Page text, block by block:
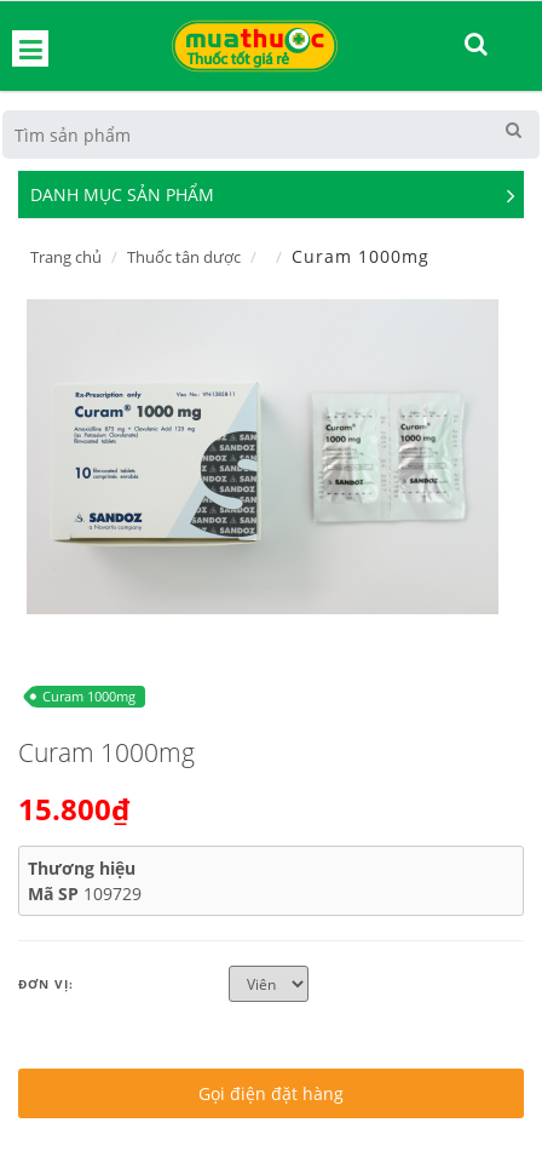
DANH MỤC SẢN PHẨM
See
Trang chủ Thuốc tân dược Curam 1000mg
Curam 1000mg
Curam 1000mg
15.800₫
Thương hiệu
Mã SP 109729
ĐƠN VỊ:
Gọi điện đặt hàng